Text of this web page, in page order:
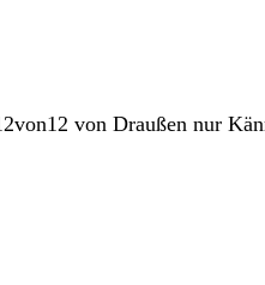
von Draußen nur